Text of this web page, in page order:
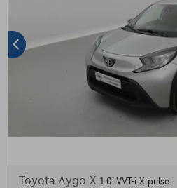
Toyota Aygo X 1.0i VVT-i X pulse